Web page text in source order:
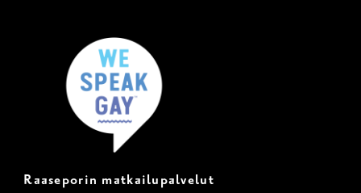
Raaseporin matkailupalvelut